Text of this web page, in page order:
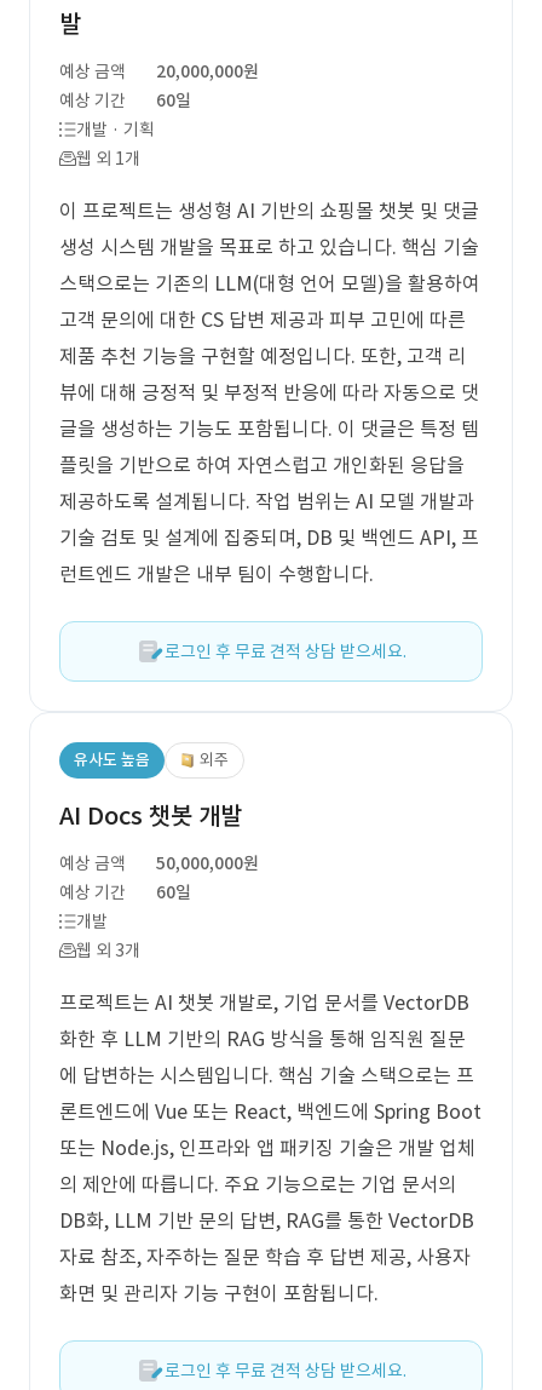
발
예상 금액
20,000,000원
예상 기간
60일
개발 · 기획
웹 외 1개
이 프로젝트는 생성형 AI 기반의 쇼핑몰 챗봇 및 댓글
생성 시스템 개발을 목표로 하고 있습니다. 핵심 기술
스택으로는 기존의 LLM(대형 언어 모델)을 활용하여
고객 문의에 대한 CS 답변 제공과 피부 고민에 따른
제품 추천 기능을 구현할 예정입니다. 또한, 고객 리
뷰에 대해 긍정적 및 부정적 반응에 따라 자동으로 댓
글을 생성하는 기능도 포함됩니다. 이 댓글은 특정 템
플릿을 기반으로 하여 자연스럽고 개인화된 응답을
제공하도록 설계됩니다. 작업 범위는 AI 모델 개발과
기술 검토 및 설계에 집중되며, DB 및 백엔드 API, 프
런트엔드 개발은 내부 팀이 수행합니다.
로그인 후 무료 견적 상담 받으세요.
유사도 높음 외주
AI Docs 챗봇 개발
예상 금액
50,000,000원
예상 기간
60일
개발
웹 외 3개
프로젝트는 AI 챗봇 개발로, 기업 문서를 VectorDB
화한 후 LLM 기반의 RAG 방식을 통해 임직원 질문
에 답변하는 시스템입니다. 핵심 기술 스택으로는 프
론트엔드에 Vue 또는 React, 백엔드에 Spring Boot
또는 Node.js, 인프라와 앱 패키징 기술은 개발 업체
의 제안에 따릅니다. 주요 기능으로는 기업 문서의
DB화, LLM 기반 문의 답변, RAG를 통한 VectorDB
자료 참조, 자주하는 질문 학습 후 답변 제공, 사용자
화면 및 관리자 기능 구현이 포함됩니다.
로그인 후 무료 견적 상담 받으세요.